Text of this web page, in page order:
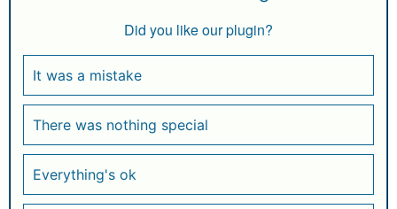
Did you like our plugin?
It was a mistake
There was nothing special
Everything's ok